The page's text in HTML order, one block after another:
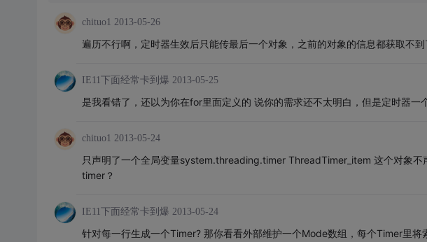
chituo1 2013-05-26
遍历不行啊，定时器生效后只能传最后一个对象，之前的对象的信息都获取不到
IE11下面经常卡到爆 2013-05-25
是我看错了，还以为你在for里面定义的 说你的需求还不太明白，但是定时器一
chituo1 2013-05-24
只声明了一个全局变量system.threading.timer ThreadTimer_item 这个对象不
timer？
IE11下面经常卡到爆 2013-05-24
针对每一行生成一个Timer? 那你看看外部维护一个Mode数组，每个Timer里